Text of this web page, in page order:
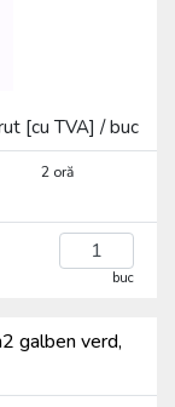
[cu TVA] / buc
2 oră
buc
galben verd,